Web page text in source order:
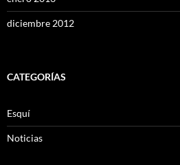
diciembre 2012
CATEGORÍAS
Esquí
Noticias